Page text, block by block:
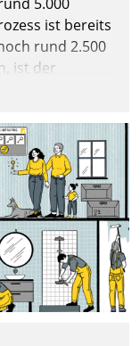
ist bereits
rund 2.500
ist der
immens. Im
daher
GmbH den